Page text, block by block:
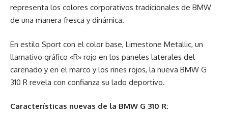
representa los colores corporativos tradicionales de BMW
de una manera fresca y dinámica.
En estilo Sport con el color base, Limestone Metallic, un
llamativo gráfico «R» rojo en los paneles laterales del
carenado y en el marco y los rines rojos, la nueva BMW G
310 R revela con confianza su lado deportivo.
Características nuevas de la BMW G 310 R: